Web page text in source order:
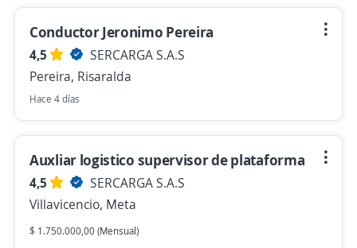
Conductor Jeronimo Pereira
4,5
SERCARGA S.A.S
Pereira, Risaralda
Hace 4 días
Auxliar logistico supervisor de plataforma
4,5
SERCARGA S.A.S
Villavicencio, Meta
$ 1.750.000,00 (Mensual)